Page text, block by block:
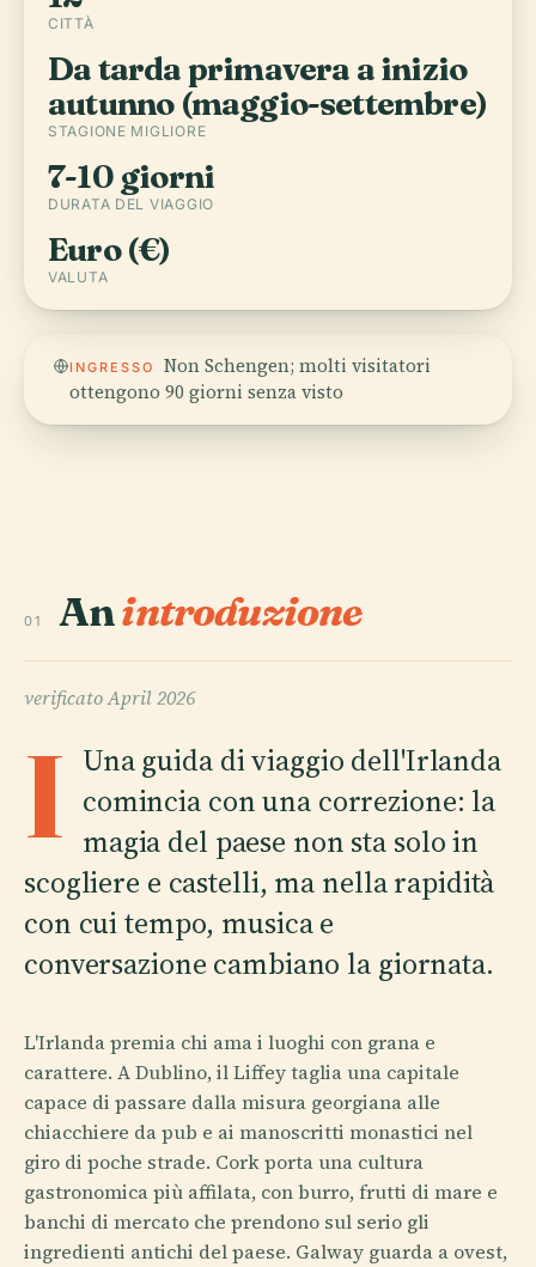
CITTÀ
Da tarda primavera a inizio
autunno (maggio-settembre)
STAGIONE MIGLIORE
7-10 giorni
DURATA DEL VIAGGIO
Euro (€)
VALUTA
INGRESSO
Non Schengen; molti visitatori
ottengono 90 giorni senza visto
01 Anintroduzione
verificatoApril 2026
I Una guida di viaggio dell'Irlanda
comincia con una correzione: la
magia del paese non sta solo in
scogliere e castelli, ma nella rapidità
con cui tempo, musica e
conversazione cambiano la giornata.
L'Irlanda premia chi ama i luoghi con grana e
carattere. A Dublino, il Liffey taglia una capitale
capace di passare dalla misura georgiana alle
chiacchiere da pub e ai manoscritti monastici nel
giro di poche strade. Cork porta una cultura
gastronomica più affilata, con burro, frutti di mare e
banchi di mercato che prendono sul serio gli
ingredienti antichi del paese. Galway guarda a ovest,